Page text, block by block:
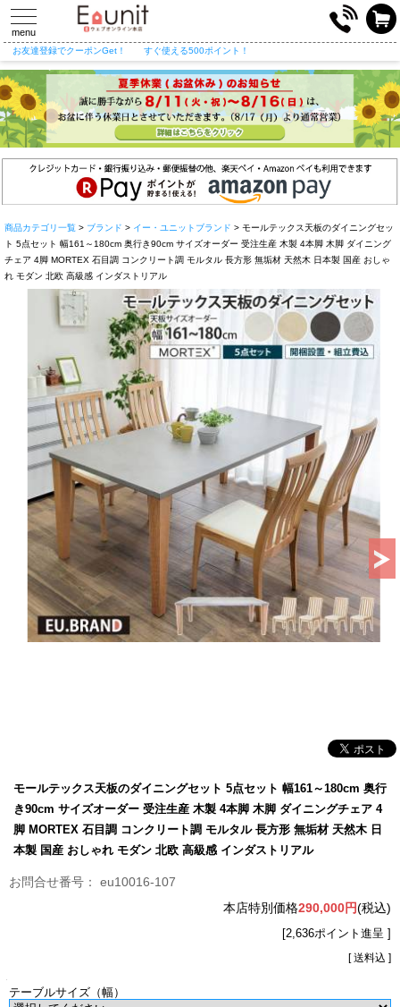
toggle
navigation
menu
お友達登録でクーポンGet！ すぐ使える500ポイント！
商品カテゴリ一覧 > ブランド > イー・ユニットブランド > モールテックス天板のダイニングセッ
ト 5点セット 幅161～180cm 奥行き90cm サイズオーダー 受注生産 木製 4本脚 木脚 ダイニング
チェア 4脚 MORTEX 石目調 コンクリート調 モルタル 長方形 無垢材 天然木 日本製 国産 おしゃ
れ モダン 北欧 高級感 インダストリアル
モールテックス天板のダイニングセット 5点セット 幅161～180cm 奥行
き90cm サイズオーダー 受注生産 木製 4本脚 木脚 ダイニングチェア 4
脚 MORTEX 石目調 コンクリート調 モルタル 長方形 無垢材 天然木 日
本製 国産 おしゃれ モダン 北欧 高級感 インダストリアル
eu10016-107
本店特別価格290,000円(税込)
[2,636ポイント進呈 ]
[ 送料込 ]
テーブルサイズ（幅）